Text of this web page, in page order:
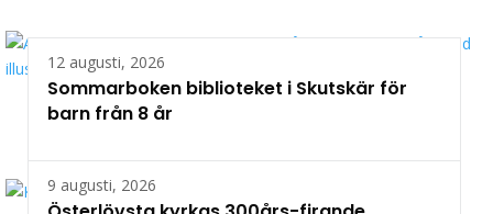
12 augusti, 2026
Sommarboken biblioteket i Skutskär för
barn från 8 år
9 augusti, 2026